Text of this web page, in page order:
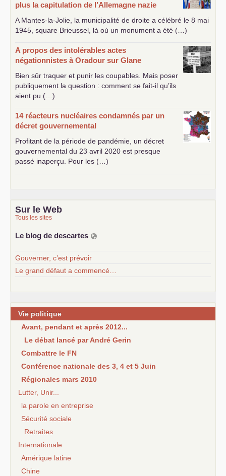
plus la capitulation de l’Allemagne nazie
A Mantes-la-Jolie, la municipalité de droite a célébré le 8 mai
1945, square Brieussel, là où un monument a été (…)
A propos des intolérables actes
négationnistes à Oradour sur Glane
Bien sûr traquer et punir les coupables. Mais poser
publiquement la question : comment se fait-il qu’ils
aient pu (…)
14 réacteurs nucléaires condamnés par un
décret gouvernemental
Profitant de la période de pandémie, un décret
gouvernemental du 23 avril 2020 est presque
passé inaperçu. Pour les (…)
Sur le Web
Tous les sites
Le blog de descartes
Gouverner, c’est prévoir
Le grand défaut a commencé…
Vie politique
Avant, pendant et après 2012...
Le débat lancé par André Gerin
Combattre le FN
Conférence nationale des 3, 4 et 5 Juin
Régionales mars 2010
Lutter, Unir...
la parole en entreprise
Sécurité sociale
Retraites
Internationale
Amérique latine
Chine